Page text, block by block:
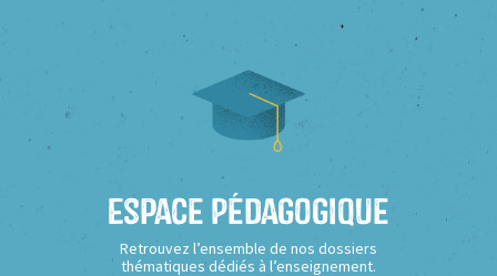
Espace Pédagogique
Retrouvez l’ensemble de nos dossiers
thématiques dédiés à l’enseignement.